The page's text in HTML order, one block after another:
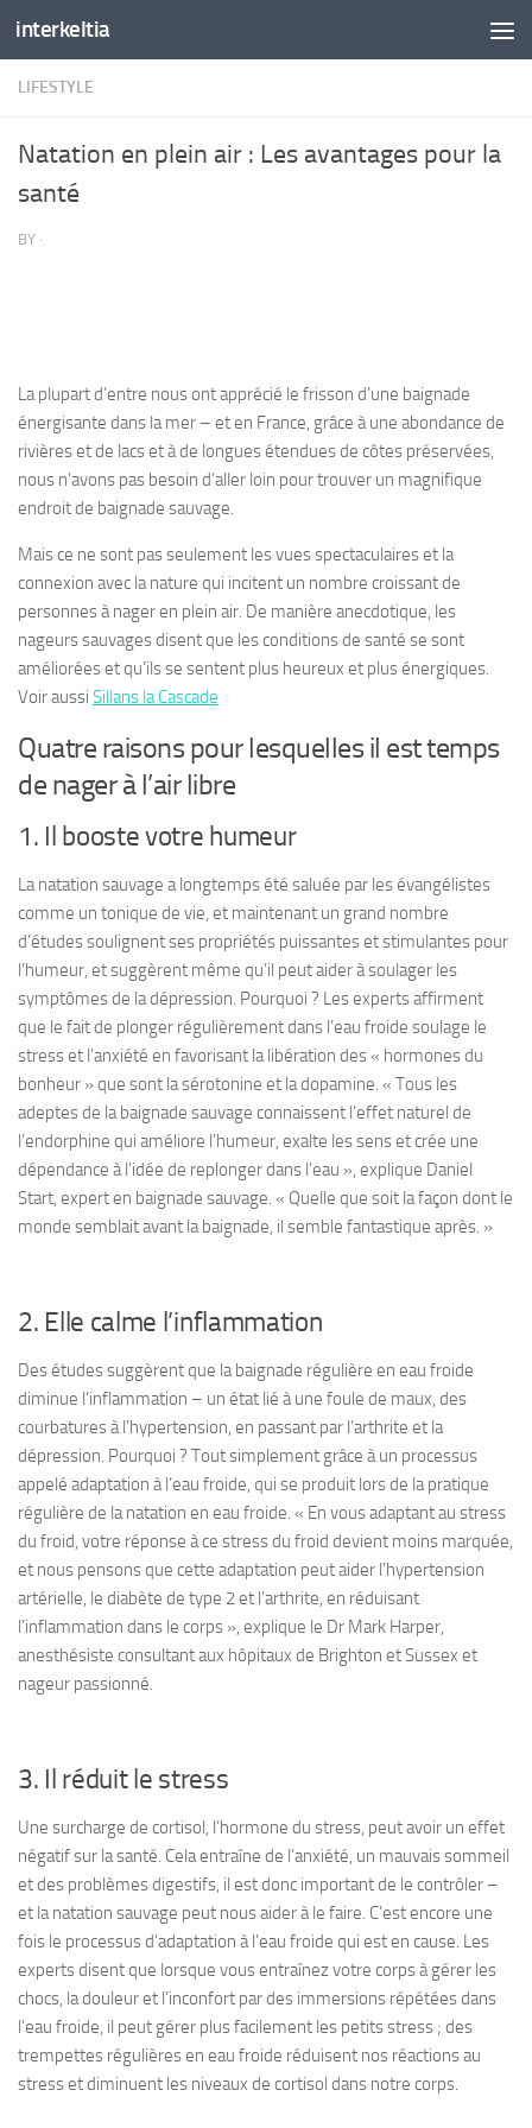
Skip to content
interkeltia
LIFESTYLE
Natation en plein air : Les avantages pour la
santé
BY ·
La plupart d’entre nous ont apprécié le frisson d’une baignade
énergisante dans la mer – et en France, grâce à une abondance de
rivières et de lacs et à de longues étendues de côtes préservées,
nous n’avons pas besoin d’aller loin pour trouver un magnifique
endroit de baignade sauvage.
Mais ce ne sont pas seulement les vues spectaculaires et la
connexion avec la nature qui incitent un nombre croissant de
personnes à nager en plein air. De manière anecdotique, les
nageurs sauvages disent que les conditions de santé se sont
améliorées et qu’ils se sentent plus heureux et plus énergiques.
Voir aussi Sillans la Cascade
Quatre raisons pour lesquelles il est temps
de nager à l’air libre
1. Il booste votre humeur
La natation sauvage a longtemps été saluée par les évangélistes
comme un tonique de vie, et maintenant un grand nombre
d’études soulignent ses propriétés puissantes et stimulantes pour
l’humeur, et suggèrent même qu’il peut aider à soulager les
symptômes de la dépression. Pourquoi ? Les experts affirment
que le fait de plonger régulièrement dans l’eau froide soulage le
stress et l’anxiété en favorisant la libération des « hormones du
bonheur » que sont la sérotonine et la dopamine. « Tous les
adeptes de la baignade sauvage connaissent l’effet naturel de
l’endorphine qui améliore l’humeur, exalte les sens et crée une
dépendance à l’idée de replonger dans l’eau », explique Daniel
Start, expert en baignade sauvage. « Quelle que soit la façon dont le
monde semblait avant la baignade, il semble fantastique après. »
2. Elle calme l’inflammation
Des études suggèrent que la baignade régulière en eau froide
diminue l’inflammation – un état lié à une foule de maux, des
courbatures à l’hypertension, en passant par l’arthrite et la
dépression. Pourquoi ? Tout simplement grâce à un processus
appelé adaptation à l’eau froide, qui se produit lors de la pratique
régulière de la natation en eau froide. « En vous adaptant au stress
du froid, votre réponse à ce stress du froid devient moins marquée,
et nous pensons que cette adaptation peut aider l’hypertension
artérielle, le diabète de type 2 et l’arthrite, en réduisant
l’inflammation dans le corps », explique le Dr Mark Harper,
anesthésiste consultant aux hôpitaux de Brighton et Sussex et
nageur passionné.
3. Il réduit le stress
Une surcharge de cortisol, l’hormone du stress, peut avoir un effet
négatif sur la santé. Cela entraîne de l’anxiété, un mauvais sommeil
et des problèmes digestifs, il est donc important de le contrôler –
et la natation sauvage peut nous aider à le faire. C’est encore une
fois le processus d’adaptation à l’eau froide qui est en cause. Les
experts disent que lorsque vous entraînez votre corps à gérer les
chocs, la douleur et l’inconfort par des immersions répétées dans
l’eau froide, il peut gérer plus facilement les petits stress ; des
trempettes régulières en eau froide réduisent nos réactions au
stress et diminuent les niveaux de cortisol dans notre corps.